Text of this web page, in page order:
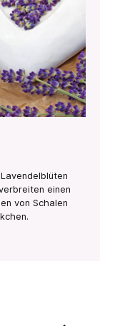
einen
von Schalen